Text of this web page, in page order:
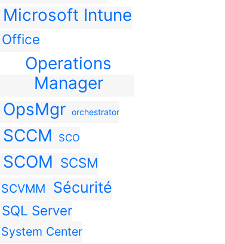
Microsoft Intune
Office
Operations
Manager
OpsMgr
orchestrator
SCCM SCO
SCOM SCSM
SCVMM Sécurité
SQL Server
System Center